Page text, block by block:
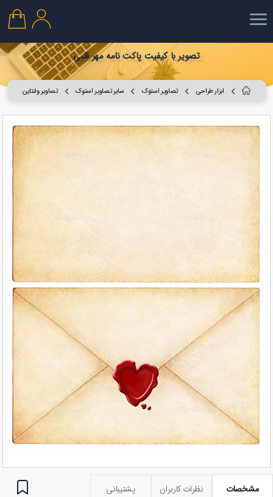
تصویر با کیفیت پاکت نامه مهر قلبی
ابزار طراحی تصاویر استوک سایر تصاویر استوک تصاویر ولنتاین
مشخصات نظرات کاربران پشتیبانی